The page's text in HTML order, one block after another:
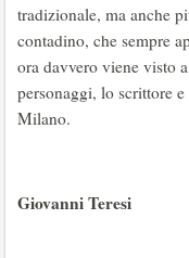
tradizionale, ma anche
contadino, che sempre
ora davvero viene visto
personaggi, lo scrittore
Milano.
Giovanni Teresi